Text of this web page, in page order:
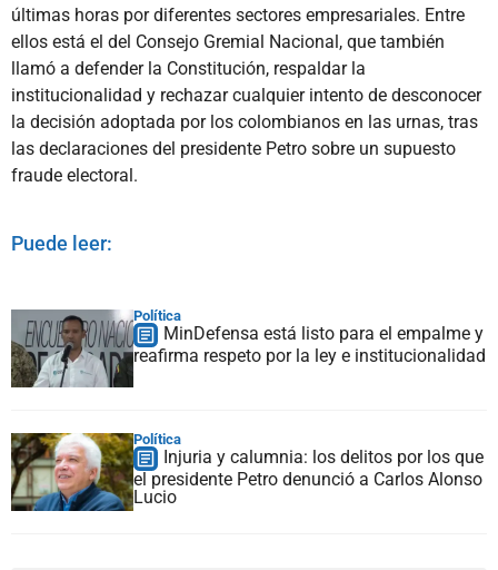
últimas horas por diferentes sectores empresariales. Entre
ellos está el del Consejo Gremial Nacional, que también
llamó a defender la Constitución, respaldar la
institucionalidad y rechazar cualquier intento de desconocer
la decisión adoptada por los colombianos en las urnas, tras
las declaraciones del presidente Petro sobre un supuesto
fraude electoral.
Puede leer:
Política
MinDefensa está listo para el empalme y
reafirma respeto por la ley e institucionalidad
Política
Injuria y calumnia: los delitos por los que
el presidente Petro denunció a Carlos Alonso
Lucio